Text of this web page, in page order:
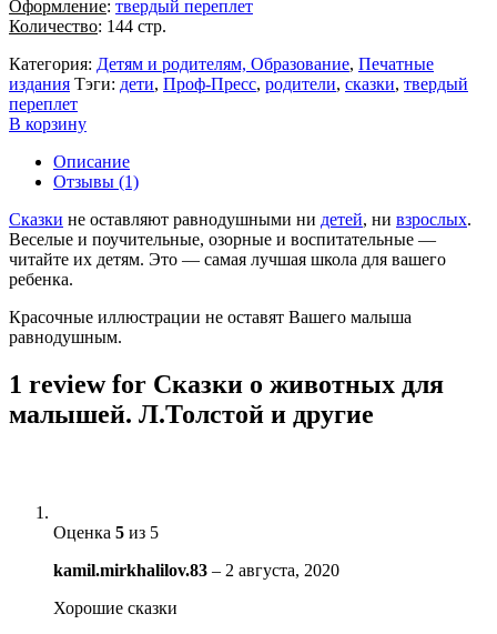
Оформление: твердый переплет
Количество: 144 стр.
Категория: Детям и родителям, Образование, Печатные
издания Тэги: дети, Проф-Пресс, родители, сказки, твердый
переплет
В корзину
Описание
Отзывы (1)
Сказки не оставляют равнодушными ни детей, ни взрослых.
Веселые и поучительные, озорные и воспитательные —
читайте их детям. Это — самая лучшая школа для вашего
ребенка.
Красочные иллюстрации не оставят Вашего малыша
равнодушным.
1 review for Сказки о животных для
малышей. Л.Толстой и другие
Оценка 5 из 5
kamil.mirkhalilov.83 – 2 августа, 2020
Хорошие сказки